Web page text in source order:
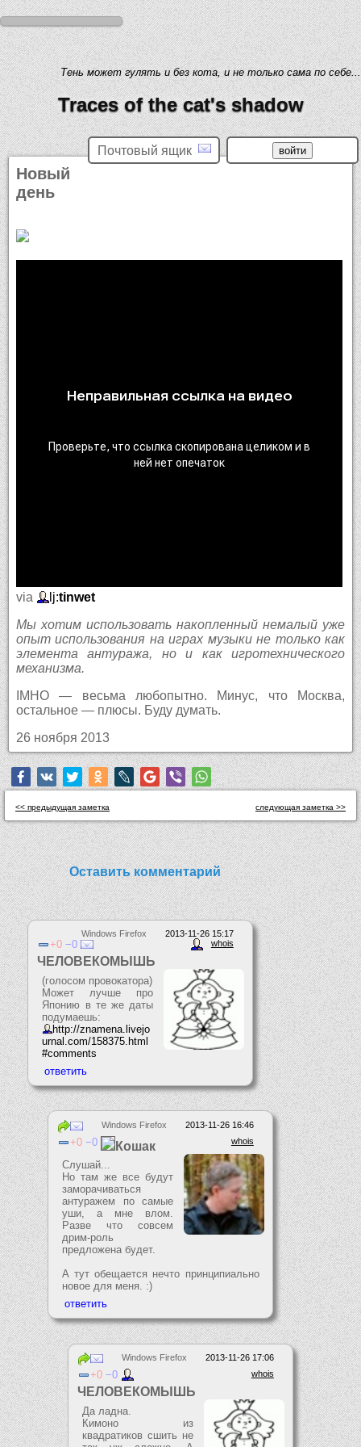
Тень может гулять и без кота, и не только сама по себе...
Traces of the cat's shadow
Почтовый ящик
Новый
день
via lj:tinwet
Мы хотим использовать накопленный немалый уже
опыт использования на играх музыки не только как
элемента антуража, но и как игротехнического
механизма.
IMHO — весьма любопытно. Минус, что Москва,
остальное — плюсы. Буду думать.
26 ноября 2013
<< предыдущая заметка следующая заметка >>
Оставить комментарий
2013-11-26 15:17
Windows Firefox
whois
0 0
ЧЕЛОВЕКОМЫШЬ
(голосом провокатора)
Может лучше про
Японию в те же даты
подумаешь:
http://znamena.livejo
urnal.com/158375.html
#comments
2013-11-26 16:46
Windows Firefox
whois
0 0 Кошак
Слушай...
Но там же все будут
заморачиваться
антуражем по самые
уши, а мне влом.
Разве что совсем
дрим-роль
предложена будет.
А тут обещается нечто принципиально
новое для меня. :)
2013-11-26 17:06
Windows Firefox
whois
0 0
ЧЕЛОВЕКОМЫШЬ
Да ладна.
Кимоно из
квадратиков сшить не